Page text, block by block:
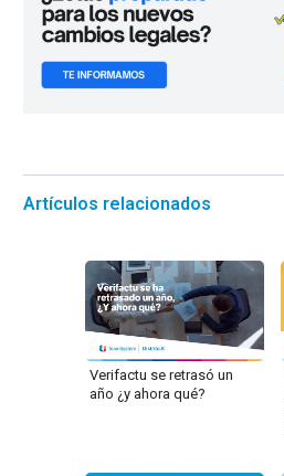
Artículos relacionados
Verifactu se retrasó un
año ¿y ahora qué?